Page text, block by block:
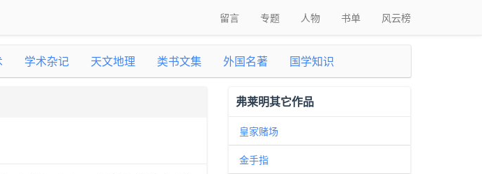
留言 专题 人物 书单 风云榜
学术杂记 天文地理 类书文集 外国名著 国学知识
弗莱明其它作品
皇家赌场
金手指